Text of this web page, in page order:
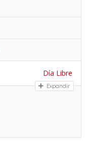
Día Libre
Expandir